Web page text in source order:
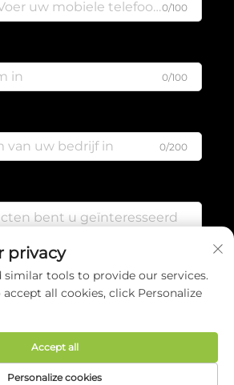
0/100
0/100
0/200
door EVERISE FITNESS
privacy
similar tools to provide our services.
all cookies, click Personalize
Personalize cookies
Accept all